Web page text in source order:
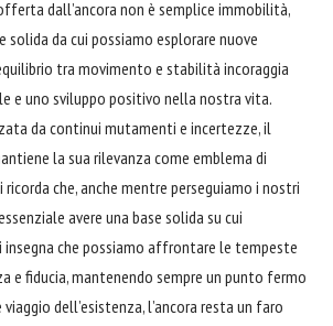
dall’ancora non è semplice immobilità,
da cui possiamo esplorare nuove
tra movimento e stabilità incoraggia
e uno sviluppo positivo nella nostra vita.
da continui mutamenti e incertezze, il
la sua rilevanza come emblema di
che, anche mentre perseguiamo i nostri
avere una base solida su cui
insegna che possiamo affrontare le tempeste
e fiducia, mantenendo sempre un punto fermo
dell’esistenza, l’ancora resta un faro